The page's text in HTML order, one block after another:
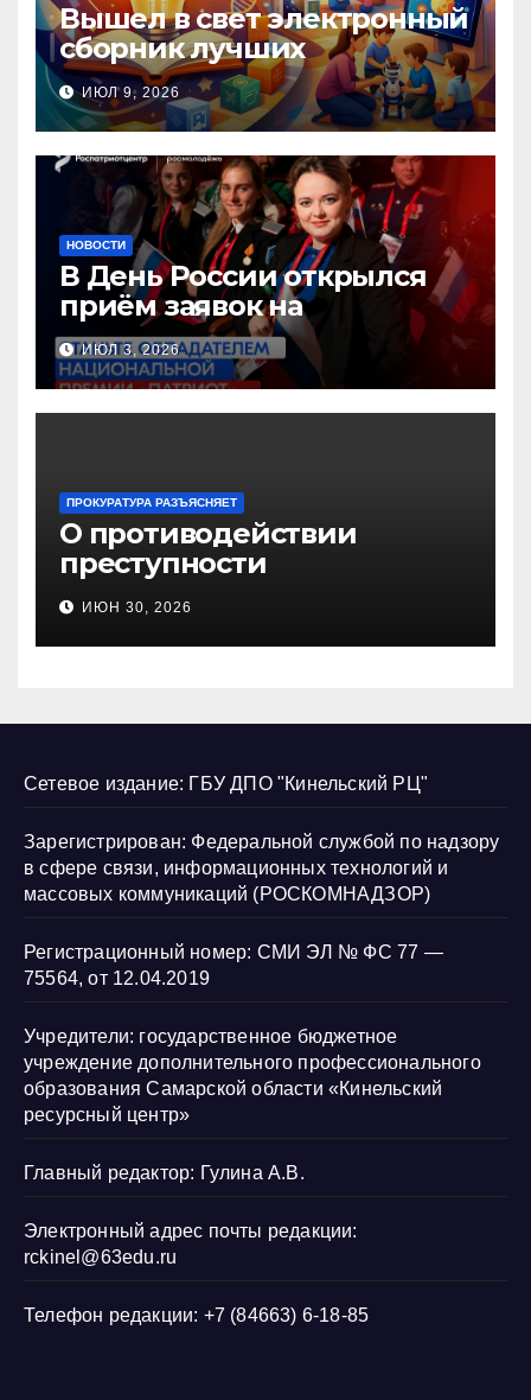
Вышел в свет электронный
сборник лучших
инновационных практик
педагогов дошкольного
образования!
ИЮЛ 9, 2026
НОВОСТИ
В День России открылся
приём заявок на
Национальную премию
«Патриот»
ИЮЛ 3, 2026
ПРОКУРАТУРА РАЗЪЯСНЯЕТ
О противодействии
преступности
несовершеннолетних и
нарушению их прав
ИЮН 30, 2026
Сетевое издание: ГБУ ДПО "Кинельский РЦ"
Зарегистрирован: Федеральной службой по надзору
в сфере связи, информационных технологий и
массовых коммуникаций (РОСКОМНАДЗОР)
Регистрационный номер: СМИ ЭЛ № ФС 77 —
75564, от 12.04.2019
Учредители: государственное бюджетное
учреждение дополнительного профессионального
образования Самарской области «Кинельский
ресурсный центр»
Главный редактор: Гулина А.В.
Электронный адрес почты редакции:
rckinel@63edu.ru
Телефон редакции: +7 (84663) 6-18-85